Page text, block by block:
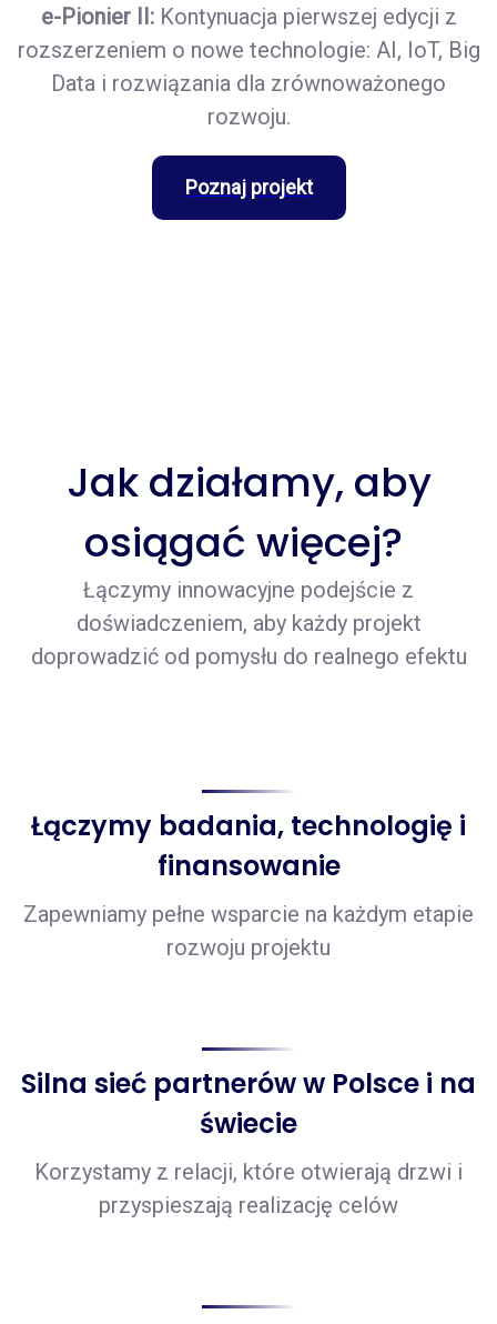
e-Pionier II:Kontynuacja pierwszej edycji z
rozszerzeniem o nowe technologie: AI, IoT, Big
Data i rozwiązania dla zrównoważonego
rozwoju.
Poznaj projekt
Jak działamy, aby
osiągać więcej?
Łączymy innowacyjne podejście z
doświadczeniem, aby każdy projekt
doprowadzić od pomysłu do realnego efektu
Łączymy badania, technologię i
finansowanie
Zapewniamy pełne wsparcie na każdym etapie
rozwoju projektu
Silna sieć partnerów w Polsce i na
świecie
Korzystamy z relacji, które otwierają drzwi i
przyspieszają realizację celów